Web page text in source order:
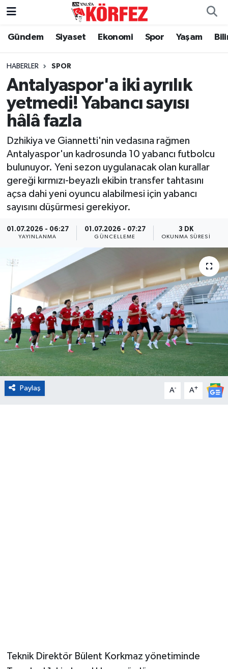
Gündem Siyaset Ekonomi Spor Yaşam
HABERLER SPOR
Antalyaspor'a iki ayrılık
yetmedi! Yabancı sayısı
hâlâ fazla
Dzhikiya ve Giannetti'nin vedasına rağmen
Antalyaspor'un kadrosunda 10 yabancı futbolcu
bulunuyor. Yeni sezon uygulanacak olan kurallar
gereği kırmızı-beyazlı ekibin transfer tahtasını
açsa dahi yeni oyuncu alabilmesi için yabancı
sayısını düşürmesi gerekiyor.
01.07.2026 - 06:27
YAYINLANMA
01.07.2026 - 07:27
GÜNCELLEME
3 DK
OKUNMA SÜRESI
Paylaş A- A+
Teknik Direktör Bülent Korkmaz yönetiminde
Gündem
Siyaset
Yerel Yönetim
Ekonomi
Spor
Yaşam
Asayiş
Sağlık
Magazin
Turizm
Çevre
Kültür ve Sanat
Nöbetçi Eczaneler
Hava Durumu
Trafik Durumu
Süper Lig Puan Durumu ve Fikstür
Tüm Manşetler
Son Dakika Haberleri
Haber Arşivi